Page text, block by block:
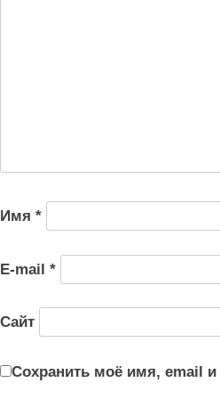
Имя *
E-mail *
Сайт
Сохранить моё имя, email